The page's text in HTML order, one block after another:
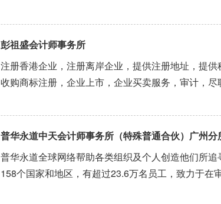
得银行300万贷款。Ⅱ.参加“税务减免计划”，成功为...
彭祖盛会计师事务所
注册香港企业，注册离岸企业，提供注册地址，提
收购商标注册，企业上市，企业买卖服务，审计，
普华永道中天会计师事务所（特殊普通合伙）广州分
普华永道全球网络帮助各类组织及个人创造他们所
158个国家和地区，有超过23.6万名员工，致力于在